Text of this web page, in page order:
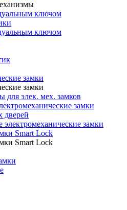
ключом
ключом
замки
замки
для элек. мех. замков
замки
дверей
замки
Smart Lock
Smart Lock